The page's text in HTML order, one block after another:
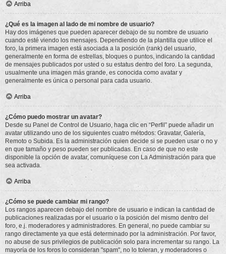
Arriba
¿Qué es la imagen al lado de mi nombre de usuario?
Hay dos imágenes que pueden aparecer debajo de su nombre de usuario
cuando esté viendo los mensajes. Dependiendo de la plantilla que utilice el
foro, la primera imagen está asociada a la posición (rank) del usuario,
generalmente en forma de estrellas, bloques o puntos, indicando la cantidad
de mensajes publicados por usted o su estatus dentro del foro. La segunda,
usualmente una imagen más grande, es conocida como avatar y
generalmente es única o personal para cada usuario.
Arriba
¿Cómo puedo mostrar un avatar?
Desde su Panel de Control de Usuario, haga clic en “Perfil” puede añadir un
avatar utilizando uno de los siguientes cuatro métodos: Gravatar, Galería,
Remoto o Subida. Es la administración quien decide si se pueden usar o no y
en que tamaño y peso pueden ser publicadas. En caso de que no este
disponible la opción de avatar, comuníquese con La Administración para que
sea activada.
Arriba
¿Cómo se puede cambiar mi rango?
Los rangos aparecen debajo del nombre de usuario e indican la cantidad de
publicaciones realizadas por el usuario o la posición del mismo dentro del
foro, e.j. moderadores y administradores. En general, no puede cambiar su
rango directamente ya que está determinado por la administración. Por favor,
no abuse de sus privilegios de publicación solo para incrementar su rango. La
mayoría de los foros lo consideran "spam", no lo toleran, y moderadores o